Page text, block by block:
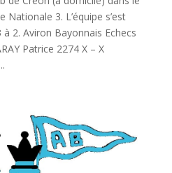
3. L’équipe s’est
2. Aviron Bayonnais Echecs
Patrice 2274 X – X